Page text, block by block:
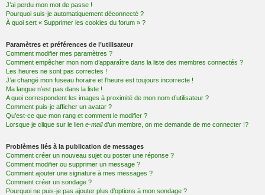
J’ai perdu mon mot de passe !
Pourquoi suis-je automatiquement déconnecté ?
À quoi sert « Supprimer les cookies du forum » ?
Paramètres et préférences de l’utilisateur
Comment modifier mes paramètres ?
Comment empêcher mon nom d’apparaître dans la liste des membres connectés ?
Les heures ne sont pas correctes !
J’ai changé mon fuseau horaire et l’heure est toujours incorrecte !
Ma langue n’est pas dans la liste !
A quoi correspondent les images à proximité de mon nom d’utilisateur ?
Comment puis-je afficher un avatar ?
Qu’est-ce que mon rang et comment le modifier ?
Lorsque je clique sur le lien e-maild’un membre, on me demande de me connecter !?
Problèmes liés à la publication de messages
Comment créer un nouveau sujet ou poster une réponse ?
Comment modifier ou supprimer un message ?
Comment ajouter une signature à mes messages ?
Comment créer un sondage ?
Pourquoi ne puis-je pas ajouter plus d’options à mon sondage ?